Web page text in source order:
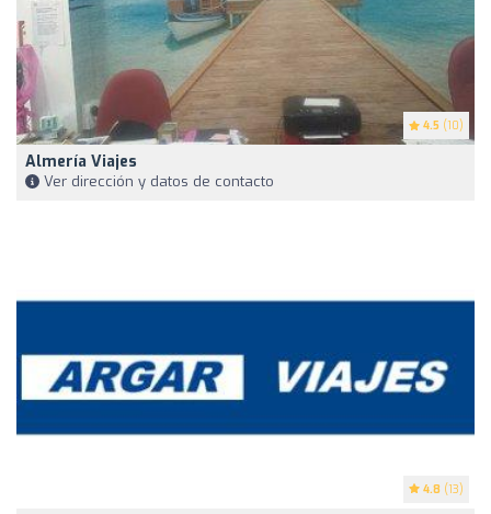
4.5 (10)
Almería Viajes
Ver dirección y datos de contacto
4.8 (13)